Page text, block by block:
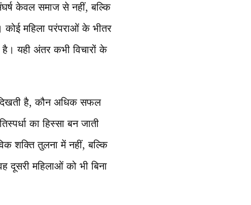
केवल समाज से नहीं, बल्कि
महिला परंपराओं के भीतर
यही अंतर कभी विचारों के
है, कौन अधिक सफल
का हिस्सा बन जाती
शक्ति तुलना में नहीं, बल्कि
दूसरी महिलाओं को भी बिना